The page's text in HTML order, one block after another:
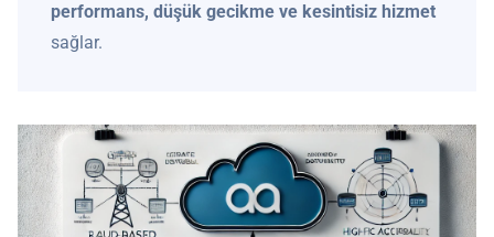
performans, düşük gecikme ve kesintisiz hizmet
sağlar.